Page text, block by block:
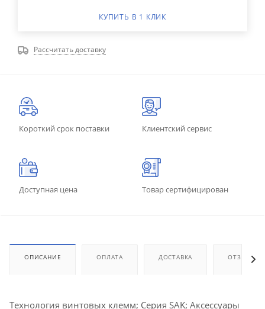
КУПИТЬ В 1 КЛИК
Рассчитать доставку
Короткий срок поставки Клиентский сервис
Доступная цена Товар сертифицирован
ОПИСАНИЕ ОПЛАТА ДОСТАВКА ОТЗЫВЫ
Технология винтовых клемм; Серия SAK; Аксессуары